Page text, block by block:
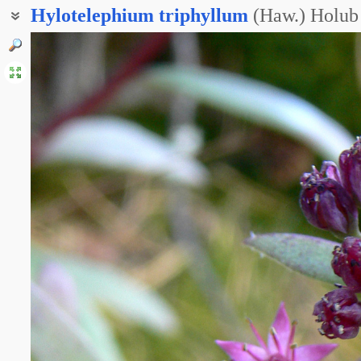
Hylotelephium triphyllum (Haw.) Holub
Заячья капуста пурпурная
Заячья капуста трехлистная
Очитник пурпурный
Очиток пурпурный
Очиток пурпуровый
Заячья капуста
Очиток заячья капуста
Седум пурпурный